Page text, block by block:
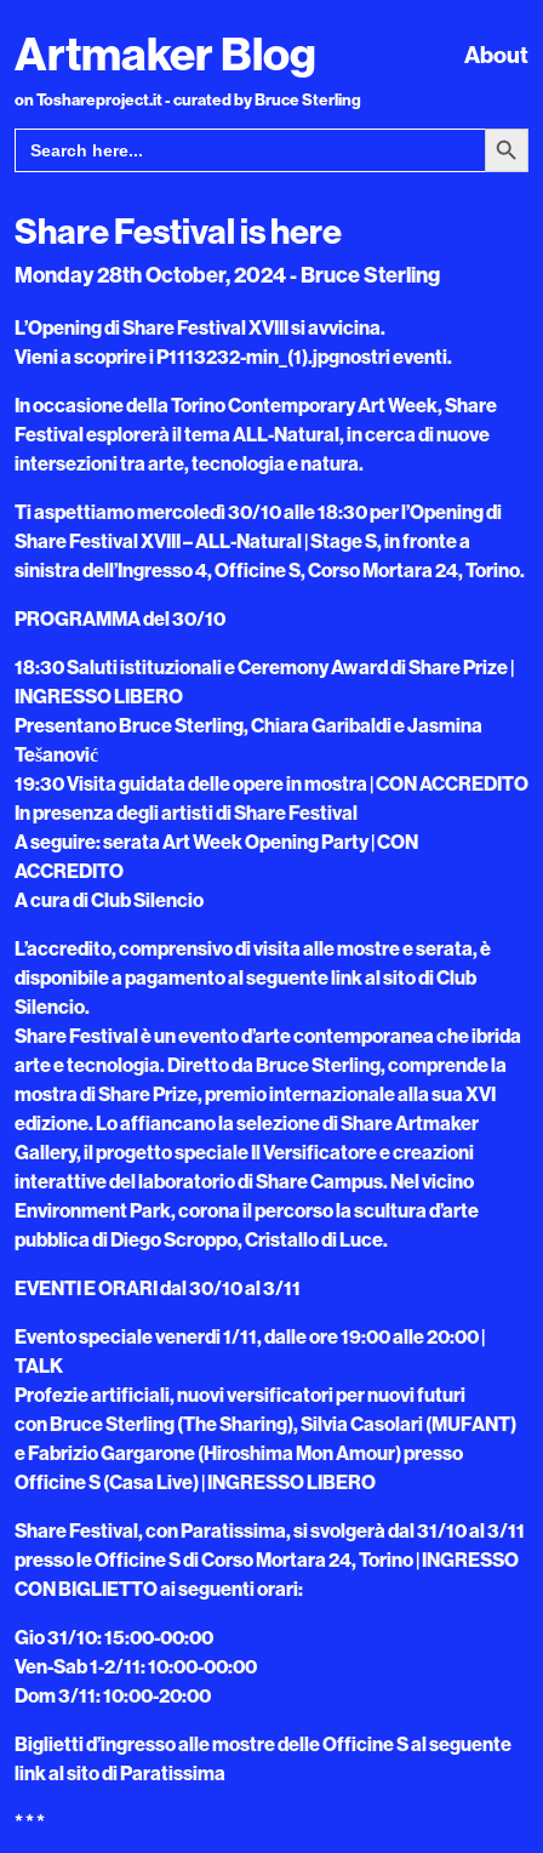
Artmaker Blog About
on Toshareproject.it - curated by Bruce Sterling
Search
for:
Search
Share Festival is here
Monday 28th October, 2024 - Bruce Sterling
L’Opening di Share Festival XVIII si avvicina.
Vieni a scoprire i P1113232-min_(1).jpgnostri eventi.
In occasione della Torino Contemporary Art Week, Share
Festival esplorerà il tema ALL-Natural, in cerca di nuove
intersezioni tra arte, tecnologia e natura.
Ti aspettiamo mercoledì 30/10 alle 18:30 per l’Opening di
Share Festival XVIII – ALL-Natural | Stage S, in fronte a
sinistra dell’Ingresso 4, Officine S, Corso Mortara 24, Torino.
PROGRAMMA del 30/10
18:30 Saluti istituzionali e Ceremony Award di Share Prize |
INGRESSO LIBERO
Presentano Bruce Sterling, Chiara Garibaldi e Jasmina
Tešanović
19:30 Visita guidata delle opere in mostra | CON ACCREDITO
In presenza degli artisti di Share Festival
A seguire: serata Art Week Opening Party | CON
ACCREDITO
A cura di Club Silencio
L’accredito, comprensivo di visita alle mostre e serata, è
disponibile a pagamento al seguente link al sito di Club
Silencio.
Share Festival è un evento d’arte contemporanea che ibrida
arte e tecnologia. Diretto da Bruce Sterling, comprende la
mostra di Share Prize, premio internazionale alla sua XVI
edizione. Lo affiancano la selezione di Share Artmaker
Gallery, il progetto speciale Il Versificatore e creazioni
interattive del laboratorio di Share Campus. Nel vicino
Environment Park, corona il percorso la scultura d’arte
pubblica di Diego Scroppo, Cristallo di Luce.
EVENTI E ORARI dal 30/10 al 3/11
Evento speciale venerdi 1/11, dalle ore 19:00 alle 20:00 |
TALK
Profezie artificiali, nuovi versificatori per nuovi futuri
con Bruce Sterling (The Sharing), Silvia Casolari (MUFANT)
e Fabrizio Gargarone (Hiroshima Mon Amour) presso
Officine S (Casa Live) | INGRESSO LIBERO
Share Festival, con Paratissima, si svolgerà dal 31/10 al 3/11
presso le Officine S di Corso Mortara 24, Torino | INGRESSO
CON BIGLIETTO ai seguenti orari:
Gio 31/10: 15:00-00:00
Ven-Sab 1-2/11: 10:00-00:00
Dom 3/11: 10:00-20:00
Biglietti d’ingresso alle mostre delle Officine S al seguente
link al sito di Paratissima
* * *